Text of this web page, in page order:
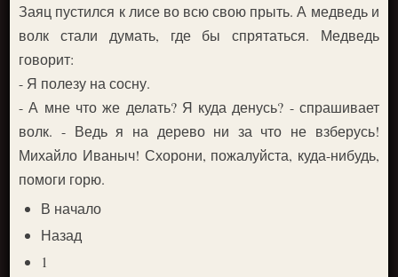
Заяц пустился к лисе во всю свою прыть. А медведь и
волк стали думать, где бы спрятаться. Медведь
говорит:
- Я полезу на сосну.
- А мне что же делать? Я куда денусь? - спрашивает
волк. - Ведь я на дерево ни за что не взберусь!
Михайло Иваныч! Схорони, пожалуйста, куда-нибудь,
помоги горю.
В начало
Назад
1